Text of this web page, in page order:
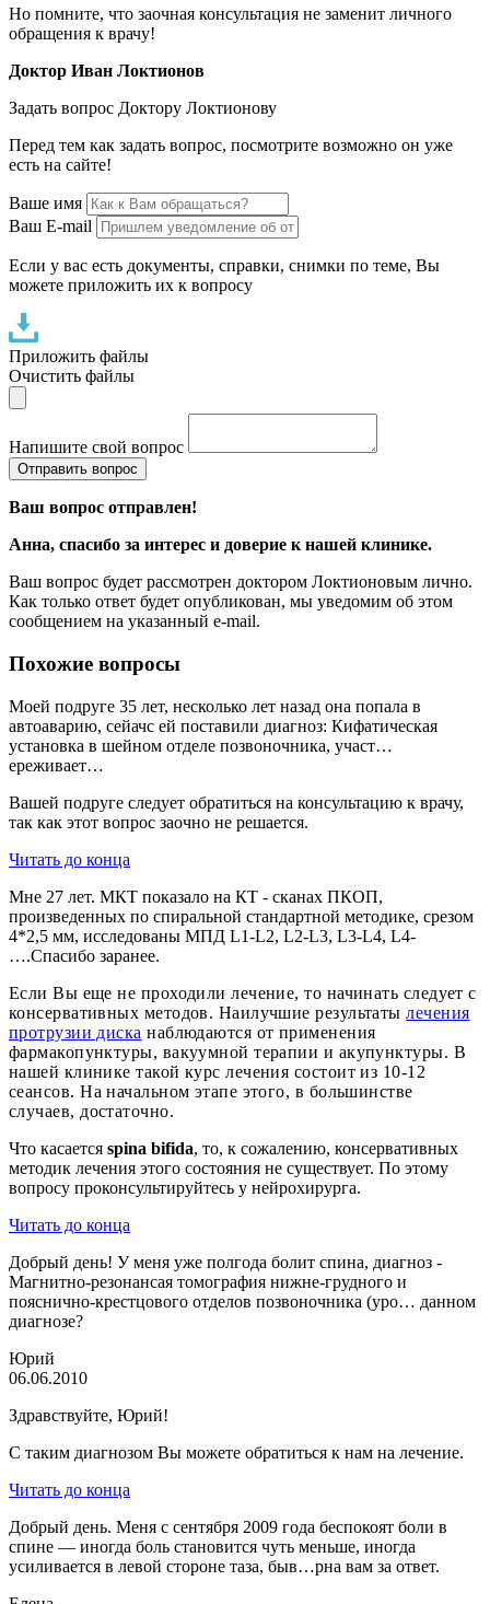
Но помните, что заочная консультация не заменит личного
обращения к врачу!
Доктор Иван Локтионов
Задать вопрос Доктору Локтионову
Перед тем как задать вопрос, посмотрите возможно он уже
есть на сайте!
Ваше имя
Ваш E-mail
Если у вас есть документы, справки, снимки по теме, Вы
можете приложить их к вопросу
Приложить файлы
Очистить файлы
Напишите свой вопрос
Отправить вопрос
Ваш вопрос отправлен!
Анна, спасибо за интерес и доверие к нашей клинике.
Ваш вопрос будет рассмотрен доктором Локтионовым лично.
Как только ответ будет опубликован, мы уведомим об этом
сообщением на указанный e-mail.
Похожие вопросы
Моей подруге 35 лет, несколько лет назад она попала в
автоаварию, сейачс ей поставили диагноз: Кифатическая
установка в шейном отделе позвоночника, участ…
ереживает…
Вашей подруге следует обратиться на консультацию к врачу,
так как этот вопрос заочно не решается.
Читать до конца
Мне 27 лет. МКТ показало на КТ - сканах ПКОП,
произведенных по спиральной стандартной методике, срезом
4*2,5 мм, исследованы МПД L1-L2, L2-L3, L3-L4, L4-
….Спасибо заранее.
Если Вы еще не проходили лечение, то начинать следует с
консервативных методов. Наилучшие результатылечения
протрузии диска наблюдаются от применения
фармакопунктуры, вакуумной терапии и акупунктуры. В
нашей клинике такой курс лечения состоит из 10-12
сеансов. На начальном этапе этого, в большинстве
случаев, достаточно.
Что касается spina bifida, то, к сожалению, консервативных
методик лечения этого состояния не существует. По этому
вопросу проконсультируйтесь у нейрохирурга.
Читать до конца
Добрый день! У меня уже полгода болит спина, диагноз -
Магнитно-резонансая томография нижне-грудного и
пояснично-крестцового отделов позвоночника (уро… данном
диагнозе?
Юрий
06.06.2010
Здравствуйте, Юрий!
С таким диагнозом Вы можете обратиться к нам на лечение.
Читать до конца
Добрый день. Меня с сентября 2009 года беспокоят боли в
спине — иногда боль становится чуть меньше, иногда
усиливается в левой стороне таза, быв…рна вам за ответ.